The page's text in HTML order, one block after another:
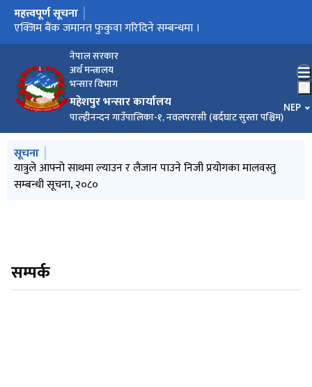
नेपाल सरकार
अर्थ मन्त्रालय
भन्सार विभाग
महेशपुर भन्सार कार्यालय
पाल्हीनन्दन गाउँपालिका-१, नवलपरासी (बर्दघाट सुस्ता पश्चिम)
भाषा
NEP
मुख्य नेभिगेसनमा जानुहोस्
महत्त्वपूर्ण सूचना
हकदावी सम्बन्धी सूचना
एक्जिम बैंक जमानत फुकुवा गरिदिने सम्बन्धमा ।
मालबस्तु लिलाम सम्बन्धी सूचना
बोलपत्र कबोल सम्बन्धी सूचना
महेशपुर भन्सार कार्यालयको सवारी तथा ढुवानीका साधनहरुको लिलाम
सम्बन्धी सूचना
भन्सार जाँचपास, यात्रुले लाने ल्याउने माल वस्तु र राजस्व छुट सम्बन्धी
सूचना
यात्रुले आफ्नो साथमा ल्याउन र लैजान पाउने निजी प्रयोगका मालवस्तु
सम्बन्धी सूचना, २०८०
मुख्य नेभिगेसनमा जानुहोस्
सूचना
यात्रुले आफ्नो साथमा ल्याउन र लैजान पाउने निजी प्रयोगका मालवस्तु
सम्बन्धी सूचना, २०८०
सम्पर्क